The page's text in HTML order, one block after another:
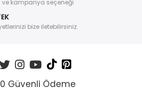
ve kampanya seçeneği
bize iletebilirsiniz.
Güvenli Ödeme